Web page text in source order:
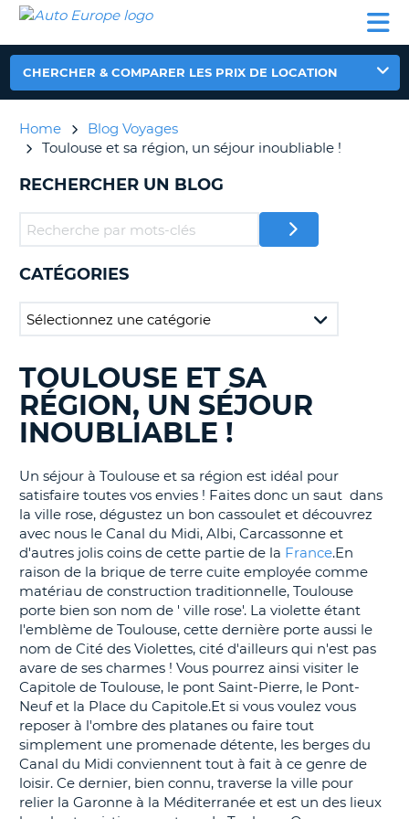
LOCATION
VOITURE
CAMPING-
CAR
CLIENT
AUTO
EUROPE
LOCATION
VOITURE
CAR
PARTENAIRES
CLIENT
COMPTE
GÉRER
MA
CHERCHER & COMPARER LES PRIX DE LOCATION
Home
Blog Voyages
Toulouse et sa région, un séjour inoubliable !
RECHERCHER UN BLOG
CATÉGORIES
RECHERCHER
DES
BLOGS......
TOULOUSE ET SA
RÉGION, UN SÉJOUR
INOUBLIABLE !
Un séjour à Toulouse et sa région est idéal pour
satisfaire toutes vos envies ! Faites donc un saut dans
la ville rose, dégustez un bon cassoulet et découvrez
avec nous le Canal du Midi, Albi, Carcassonne et
d'autres jolis coins de cette partie de la France.En
raison de la brique de terre cuite employée comme
matériau de construction traditionnelle, Toulouse
porte bien son nom de ' ville rose'. La violette étant
l'emblème de Toulouse, cette dernière porte aussi le
nom de Cité des Violettes, cité d'ailleurs qui n'est pas
avare de ses charmes ! Vous pourrez ainsi visiter le
Capitole de Toulouse, le pont Saint-Pierre, le Pont-
Neuf et la Place du Capitole.Et si vous voulez vous
reposer à l'ombre des platanes ou faire tout
simplement une promenade détente, les berges du
Canal du Midi conviennent tout à fait à ce genre de
loisir. Ce dernier, bien connu, traverse la ville pour
relier la Garonne à la Méditerranée et est un des lieux